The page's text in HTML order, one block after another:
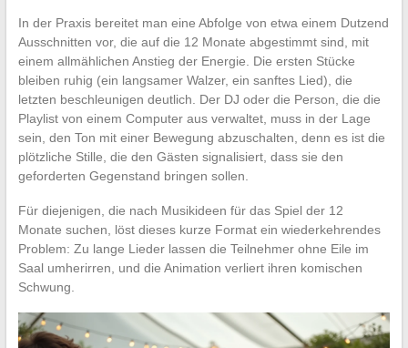
In der Praxis bereitet man eine Abfolge von etwa einem Dutzend
Ausschnitten vor, die auf die 12 Monate abgestimmt sind, mit
einem allmählichen Anstieg der Energie. Die ersten Stücke
bleiben ruhig (ein langsamer Walzer, ein sanftes Lied), die
letzten beschleunigen deutlich. Der DJ oder die Person, die die
Playlist von einem Computer aus verwaltet, muss in der Lage
sein, den Ton mit einer Bewegung abzuschalten, denn es ist die
plötzliche Stille, die den Gästen signalisiert, dass sie den
geforderten Gegenstand bringen sollen.
Für diejenigen, die nach Musikideen für das Spiel der 12
Monate suchen, löst dieses kurze Format ein wiederkehrendes
Problem: Zu lange Lieder lassen die Teilnehmer ohne Eile im
Saal umherirren, und die Animation verliert ihren komischen
Schwung.